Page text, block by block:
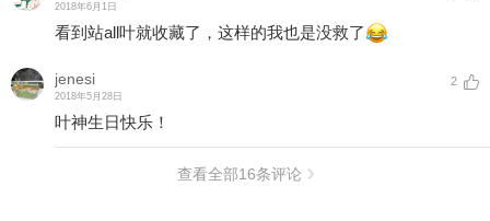
2018年6月1日
看到站all叶就收藏了，这样的我也是没救了
jenesi
2018年5月28日
2
叶神生日快乐！
查看全部16条评论